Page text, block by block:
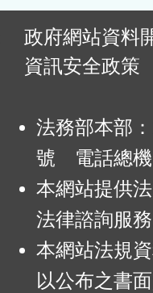
政府網站資料
資訊安全政策
法務部本部
號 電話總機
本網站提供
法律諮詢服務
本網站法規
以公布之書面